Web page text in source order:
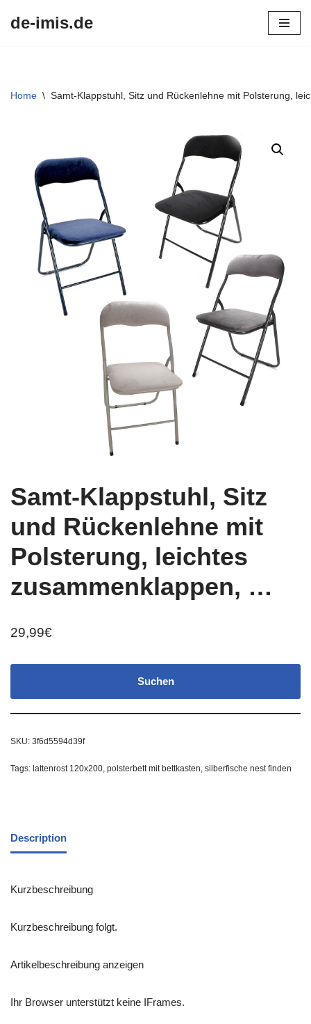
de-imis.de
Home \ Samt-Klappstuhl, Sitz und Rückenlehne mit Polsterung,
Samt-Klappstuhl, Sitz
und Rückenlehne mit
Polsterung, leichtes
zusammenklappen, …
29,99€
Suchen
SKU: 3f6d5594d39f
Tags: lattenrost 120x200 polsterbett mit bettkasten silberfische nest finden
Description
Kurzbeschreibung
Kurzbeschreibung folgt.
Artikelbeschreibung anzeigen
Ihr Browser unterstützt keine IFrames.